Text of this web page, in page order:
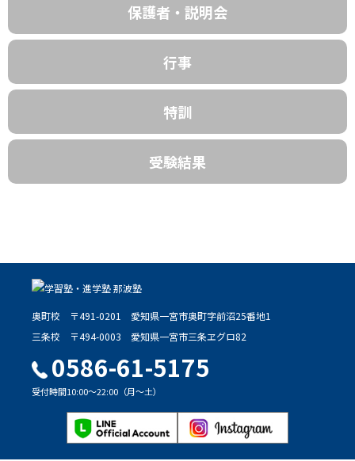
保護者・説明会
行事
特訓
受験結果
奥町校 〒491-0201 愛知県一宮市奥町字前沼25番地1
三条校
〒494-0003 愛知県一宮市三条ヱグロ82
0586-61-5175
受付時間10:00～22:00（月～土）